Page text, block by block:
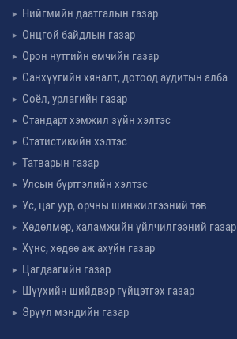
Нийгмийн даатгалын газар
Онцгой байдлын газар
Орон нутгийн өмчийн газар
Санхүүгийн хяналт, дотоод аудитын алба
Соёл, урлагийн газар
Стандарт хэмжил зүйн хэлтэс
Статистикийн хэлтэс
Татварын газар
Улсын бүртгэлийн хэлтэс
Ус, цаг уур, орчны шинжилгээний төв
Хөдөлмөр, халамжийн үйлчилгээний газар
Хүнс, хөдөө аж ахуйн газар
Цагдаагийн газар
Шүүхийн шийдвэр гүйцэтгэх газар
Эрүүл мэндийн газар